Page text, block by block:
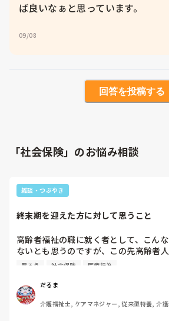
ば良いなぁと思っています。
09/08
回答を投稿する
「社会保険」のお悩み相談
雑談・つぶやき
終末期を迎えた方に対して思うこと
高齢者福祉の職に就く者として、こん
ないとも思うのですが、この先高齢者
の担い手が少なくなり、社会保険料の
のない終末期の高齢者に割くべきか議
かと思うのです。
胃ろう 社会保険 医療行為
だるま
介護福祉士, ケアマネジャー, 従来型特養, 介護